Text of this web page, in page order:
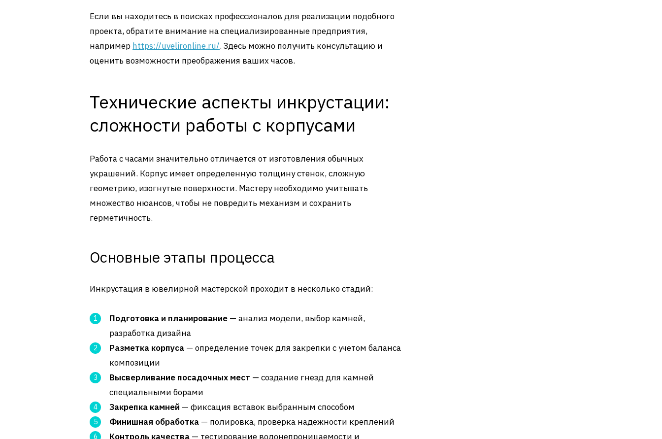
Если вы находитесь в поисках профессионалов для реализации подобного
проекта, обратите внимание на специализированные предприятия,
например https://uvelironline.ru/. Здесь можно получить консультацию и
оценить возможности преображения ваших часов.
Технические аспекты инкрустации:
сложности работы с корпусами
Работа с часами значительно отличается от изготовления обычных
украшений. Корпус имеет определенную толщину стенок, сложную
геометрию, изогнутые поверхности. Мастеру необходимо учитывать
множество нюансов, чтобы не повредить механизм и сохранить
герметичность.
Основные этапы процесса
Инкрустация в ювелирной мастерской проходит в несколько стадий:
Подготовка и планирование — анализ модели, выбор камней,
разработка дизайна
Разметка корпуса — определение точек для закрепки с учетом баланса
композиции
Высверливание посадочных мест — создание гнезд для камней
специальными борами
Закрепка камней — фиксация вставок выбранным способом
Финишная обработка — полировка, проверка надежности креплений
Контроль качества — тестирование водонепроницаемости и